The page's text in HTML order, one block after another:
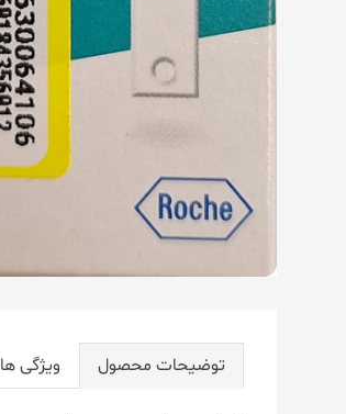
توضیحات محصول ویژگی ها